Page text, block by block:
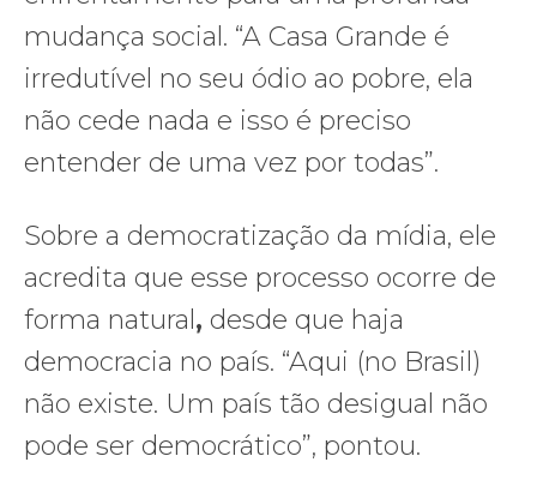
mudança social. “A Casa Grande é
irredutível no seu ódio ao pobre, ela
não cede nada e isso é preciso
entender de uma vez por todas”.
Sobre a democratização da mídia, ele
acredita que esse processo ocorre de
forma natural, desde que haja
democracia no país. “Aqui (no Brasil)
não existe. Um país tão desigual não
pode ser democrático”, pontou.